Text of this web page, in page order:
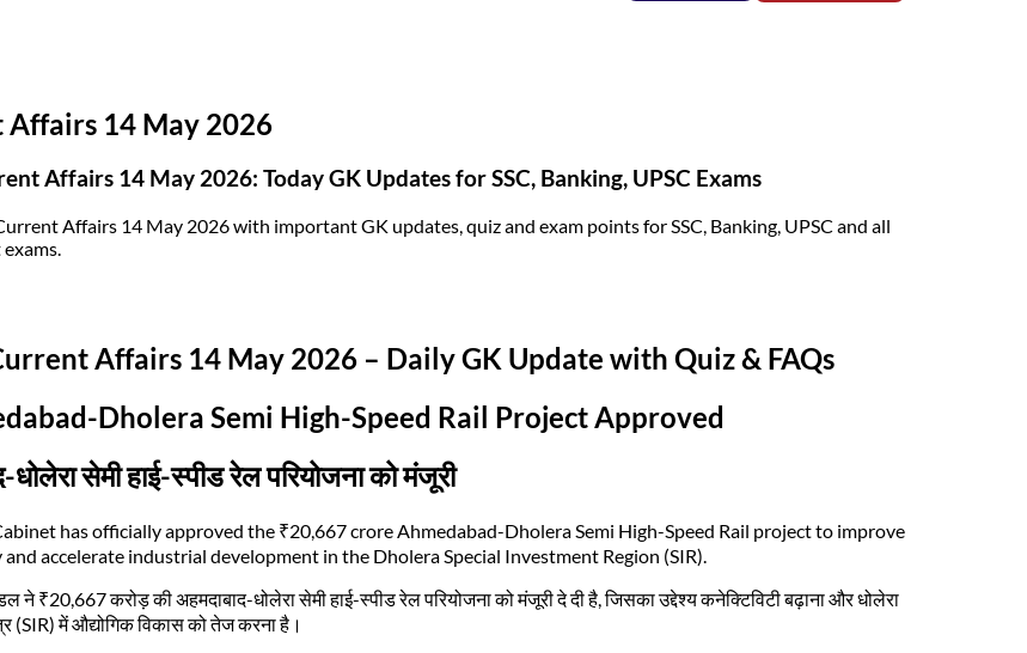
14 May 2026
Affairs 14 May 2026: Today GK Updates for SSC, Banking, UPSC Exams
Affairs 14 May 2026 with important GK updates, quiz and exam points for SSC, Banking, UPSC and all
Affairs 14 May 2026 – Daily GK Update with Quiz & FAQs
Dholera Semi High-Speed Rail Project Approved
धोलेरा सेमी हाई-स्पीड रेल परियोजना को मंजूरी
has officially approved the ₹20,667 crore Ahmedabad-Dholera Semi High-Speed Rail project to improve
accelerate industrial development in the Dholera Special Investment Region (SIR).
ने ₹20,667 करोड़ की अहमदाबाद-धोलेरा सेमी हाई-स्पीड रेल परियोजना को मंजूरी दे दी है, जिसका उद्देश्य कनेक्टिविटी बढ़ाना और धोलेरा
(SIR) में औद्योगिक विकास को तेज करना है।